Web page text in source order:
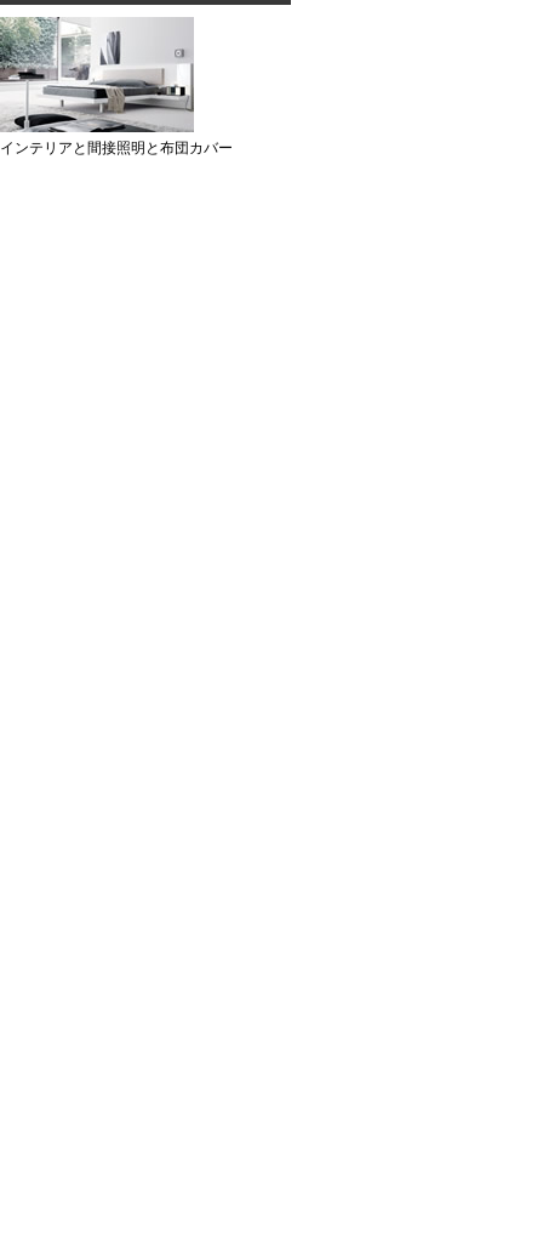
ンの最新トレンドと知識
インテリアと間接照明と布団カバー